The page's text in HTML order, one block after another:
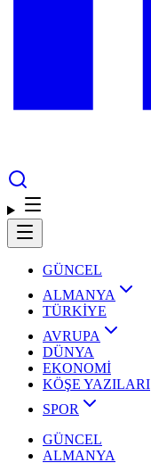
GÜNCEL
ALMANYA
TÜRKİYE
AVRUPA
DÜNYA
EKONOMİ
KÖŞE YAZILARI
SPOR
GÜNCEL
ALMANYA